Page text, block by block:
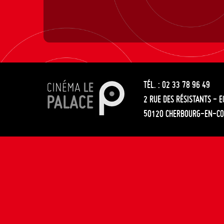
TÉL. : 02 33 78 96 49
2 RUE DES RÉSISTANTS -
50120 CHERBOURG-EN-